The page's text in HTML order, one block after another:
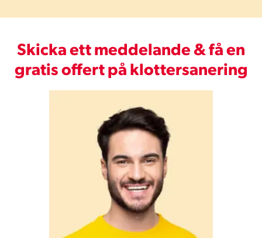
tillvägagångssätt är att borsta bort färgen med en
stålborste, men tänk på att det ruggar upp träet.
Tegelfasader tål ofta lite tuffare tag.
Kombinationen av ett anpassat
klotterborttagningsmedel och en högtryckstvätt är
en mycket effektiv och snabb metod för att få
teglet rent. Ett alternativt knep är att använda ett
specialmedel framtaget för betong då dessa
produkter ofta biter bra även på tegel.
Skicka ett meddelande & få en
gratis offert på klottersanering